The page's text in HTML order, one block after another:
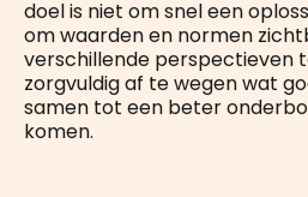
doel is niet om snel een
om waarden en normen
verschillende perspectieven
zorgvuldig af te wegen wat
samen tot een beter
komen.